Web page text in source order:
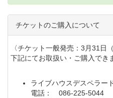
チケットのご購入について
〈チケット一般発売：3月31日
下記にてお取扱い・ご購入でき
ライブハウスデスペラー
電話： 086-225-5044